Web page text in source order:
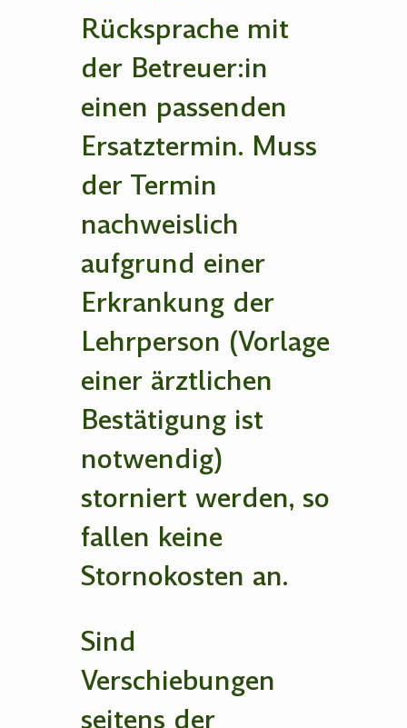
Rücksprache mit
der Betreuer:in
einen passenden
Ersatztermin. Muss
der Termin
nachweislich
aufgrund einer
Erkrankung der
Lehrperson (Vorlage
einer ärztlichen
Bestätigung ist
notwendig)
storniert werden, so
fallen keine
Stornokosten an.
Sind
Verschiebungen
seitens der